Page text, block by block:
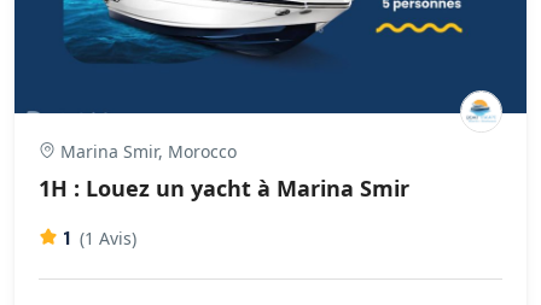
Marina Smir, Morocco
1H : Louez un yacht à Marina Smir
1 (1 Avis)